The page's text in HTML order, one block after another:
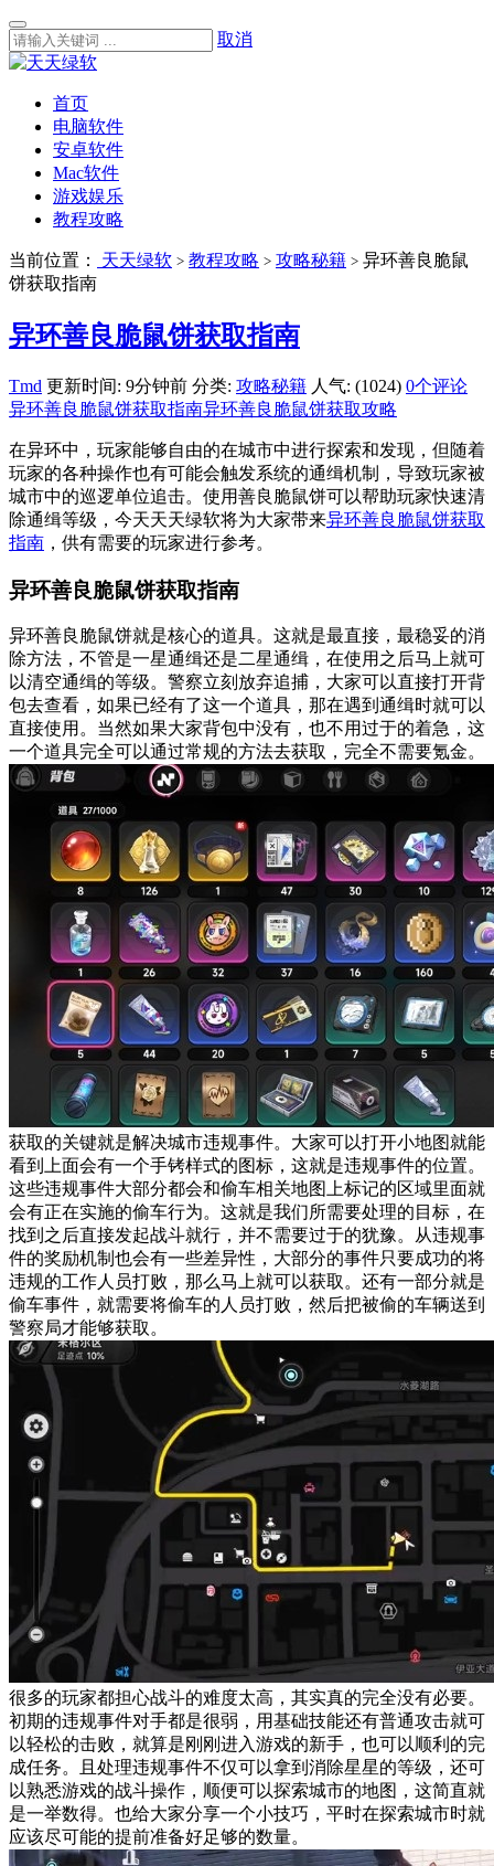
取消
首页
电脑软件
安卓软件
Mac软件
游戏娱乐
教程攻略
当前位置： 天天绿软 > 教程攻略 > 攻略秘籍 > 异环善良脆鼠
饼获取指南
异环善良脆鼠饼获取指南
Tmd 更新时间: 9分钟前 分类: 攻略秘籍 人气: (1024) 0个评论
异环善良脆鼠饼获取指南异环善良脆鼠饼获取攻略
在异环中，玩家能够自由的在城市中进行探索和发现，但随着
玩家的各种操作也有可能会触发系统的通缉机制，导致玩家被
城市中的巡逻单位追击。使用善良脆鼠饼可以帮助玩家快速清
除通缉等级，今天天天绿软将为大家带来异环善良脆鼠饼获取
指南 ，供有需要的玩家进行参考。
异环善良脆鼠饼获取指南
异环善良脆鼠饼就是核心的道具。这就是最直接，最稳妥的消
除方法，不管是一星通缉还是二星通缉，在使用之后马上就可
以清空通缉的等级。警察立刻放弃追捕，大家可以直接打开背
包去查看，如果已经有了这一个道具，那在遇到通缉时就可以
直接使用。当然如果大家背包中没有，也不用过于的着急，这
一个道具完全可以通过常规的方法去获取，完全不需要氪金。
获取的关键就是解决城市违规事件。大家可以打开小地图就能
看到上面会有一个手铐样式的图标，这就是违规事件的位置。
这些违规事件大部分都会和偷车相关地图上标记的区域里面就
会有正在实施的偷车行为。这就是我们所需要处理的目标，在
找到之后直接发起战斗就行，并不需要过于的犹豫。从违规事
件的奖励机制也会有一些差异性，大部分的事件只要成功的将
违规的工作人员打败，那么马上就可以获取。还有一部分就是
偷车事件，就需要将偷车的人员打败，然后把被偷的车辆送到
警察局才能够获取。
很多的玩家都担心战斗的难度太高，其实真的完全没有必要。
初期的违规事件对手都是很弱，用基础技能还有普通攻击就可
以轻松的击败，就算是刚刚进入游戏的新手，也可以顺利的完
成任务。且处理违规事件不仅可以拿到消除星星的等级，还可
以熟悉游戏的战斗操作，顺便可以探索城市的地图，这简直就
是一举数得。也给大家分享一个小技巧，平时在探索城市时就
应该尽可能的提前准备好足够的数量。